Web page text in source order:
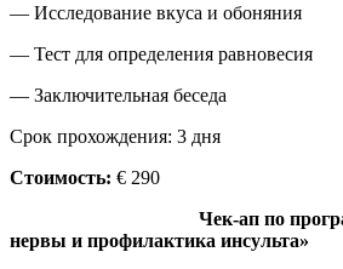
— Исследование вкуса и обоняния
— Тест для определения равновесия
— Заключительная беседа
Срок прохождения: 3 дня
Стоимость: € 290
Чек-ап по программе
нервы и профилактика инсульта»